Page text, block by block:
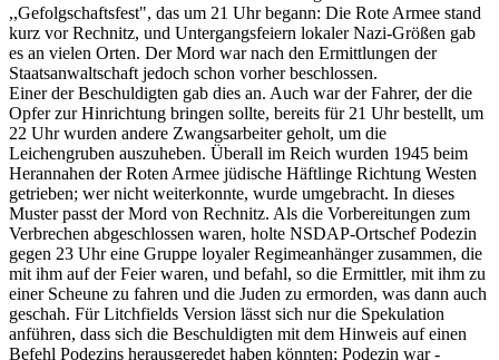
,,Gefolgschaftsfest", das um 21 Uhr begann: Die Rote Armee stand
kurz vor Rechnitz, und Untergangsfeiern lokaler Nazi-Größen gab
es an vielen Orten. Der Mord war nach den Ermittlungen der
Staatsanwaltschaft jedoch schon vorher beschlossen.
Einer der Beschuldigten gab dies an. Auch war der Fahrer, der die
Opfer zur Hinrichtung bringen sollte, bereits für 21 Uhr bestellt, um
22 Uhr wurden andere Zwangsarbeiter geholt, um die
Leichengruben auszuheben. Überall im Reich wurden 1945 beim
Herannahen der Roten Armee jüdische Häftlinge Richtung Westen
getrieben; wer nicht weiterkonnte, wurde umgebracht. In dieses
Muster passt der Mord von Rechnitz. Als die Vorbereitungen zum
Verbrechen abgeschlossen waren, holte NSDAP-Ortschef Podezin
gegen 23 Uhr eine Gruppe loyaler Regimeanhänger zusammen, die
mit ihm auf der Feier waren, und befahl, so die Ermittler, mit ihm zu
einer Scheune zu fahren und die Juden zu ermorden, was dann auch
geschah. Für Litchfields Version lässt sich nur die Spekulation
anführen, dass sich die Beschuldigten mit dem Hinweis auf einen
Befehl Podezins herausgeredet haben könnten; Podezin war -